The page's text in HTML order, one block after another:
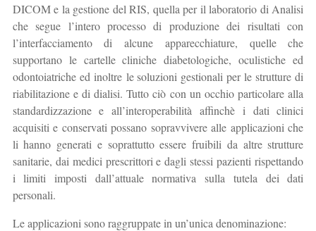
DICOM e la gestione del RIS, quella per il laboratorio di Analisi
che segue l’intero processo di produzione dei risultati con
l’interfacciamento di alcune apparecchiature, quelle che
supportano le cartelle cliniche diabetologiche, oculistiche ed
odontoiatriche ed inoltre le soluzioni gestionali per le strutture di
riabilitazione e di dialisi. Tutto ciò con un occhio particolare alla
standardizzazione e all’interoperabilità affinchè i dati clinici
acquisiti e conservati possano sopravvivere alle applicazioni che
li hanno generati e soprattutto essere fruibili da altre strutture
sanitarie, dai medici prescrittori e dagli stessi pazienti rispettando
i limiti imposti dall’attuale normativa sulla tutela dei dati
personali.
Le applicazioni sono raggruppate in un’unica denominazione: